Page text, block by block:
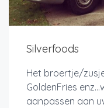
Silverfoods
Het broertje/
GoldenFries
aanpassen aan